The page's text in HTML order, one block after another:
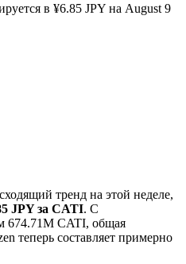
в ¥6.85 JPY на August 9
тренд на этой неделе,
JPY за CATI. С
674.71M CATI, общая
теперь составляет примерно